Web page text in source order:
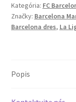
Špeciálna
Edícia
Viacfarebný
Kategória: FC
Značky: Barcelona
Barcelona dres, La
Popis